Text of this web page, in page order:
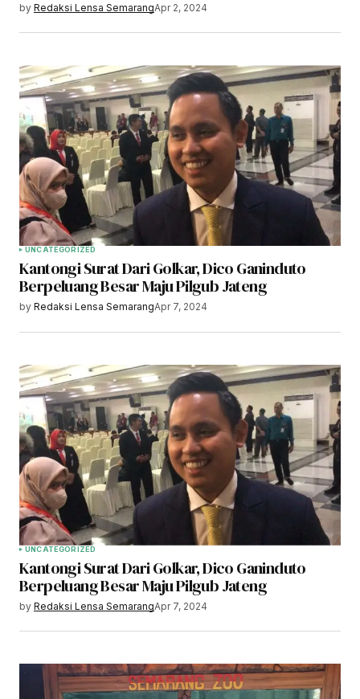
by Redaksi Lensa SemarangApr 2, 2024
UNCATEGORIZED
Kantongi Surat Dari Golkar, Dico Ganinduto
Berpeluang Besar Maju Pilgub Jateng
by Redaksi Lensa SemarangApr 7, 2024
UNCATEGORIZED
Kantongi Surat Dari Golkar, Dico Ganinduto
Berpeluang Besar Maju Pilgub Jateng
by Redaksi Lensa SemarangApr 7, 2024